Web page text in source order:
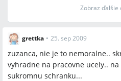
Zobraz ďalšie
grettka • 25. sep 2009
zuzanca, nie je to nemoralne..
vyhradne na pracovne ucely..
sukromnu schranku...